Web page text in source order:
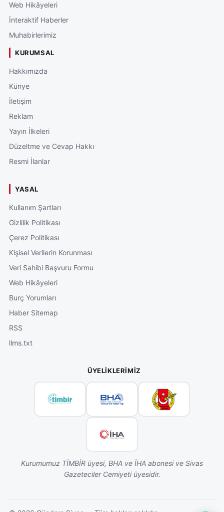
Web Hikâyeleri
İnteraktif Haberler
Muhabirlerimiz
KURUMSAL
Hakkımızda
Künye
İletişim
Reklam
Yayın İlkeleri
Düzeltme ve Cevap Hakkı
Resmi İlanlar
YASAL
Kullanım Şartları
Gizlilik Politikası
Çerez Politikası
Kişisel Verilerin Korunması
Veri Sahibi Başvuru Formu
Web Hikâyeleri
Burç Yorumları
Haber Sitemap
RSS
llms.txt
ÜYELIKLERIMIZ
Kurumumuz TİMBİR üyesi, BHA ve İHA abonesi ve Sivas
Gazeteciler Cemiyeti üyesidir.